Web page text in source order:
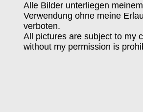
Alle Bilder unterliegen
Verwendung ohne meine
verboten.
All pictures are subject to my
without my permission is